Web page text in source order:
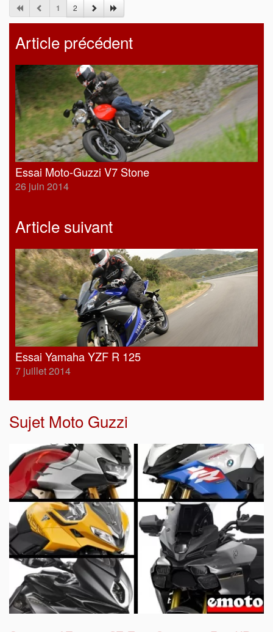
1 2
Article précédent
Essai Moto-Guzzi V7 Stone
26 juin 2014
Article suivant
Essai Yamaha YZF R 125
7 juillet 2014
Sujet Moto Guzzi